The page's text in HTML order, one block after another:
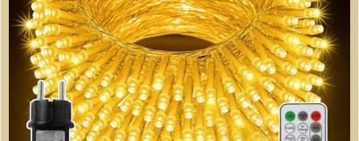
Plus qu'une simple déco de Noël, elle crée une atmosphère
chaleureuse et festive, adaptée à toutes vos occasions : Noël,
Halloween, Thanksgiving, anniversaires, mariages...
Apportez une touche magique à vos fêtes grâce à cette guirlande
lumineuse polyvalente et facile à utiliser.